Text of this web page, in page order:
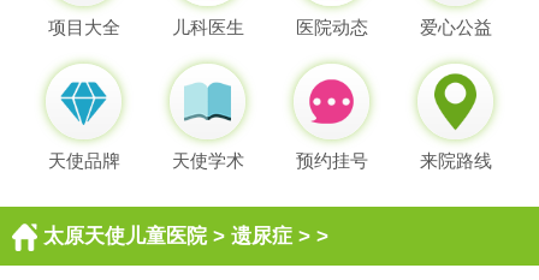
项目大全 儿科医生 医院动态 爱心公益
天使品牌 天使学术 预约挂号 来院路线
太原天使儿童医院> 遗尿症> >